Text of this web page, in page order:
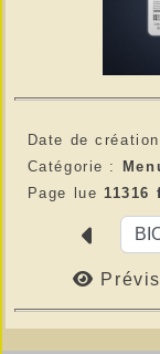
Date de
Catégorie :
Page lue 11316